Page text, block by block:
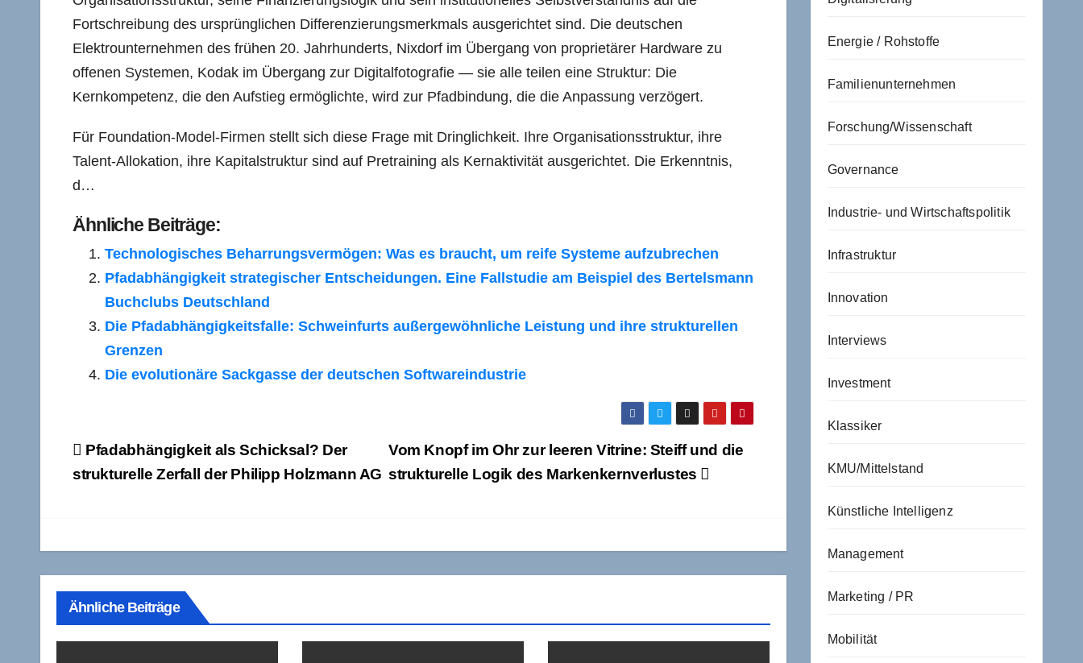
Fortschreibung des ursprünglichen Differenzierungsmerkmals ausgerichtet sind. Die deutschen
Elektrounternehmen des frühen 20. Jahrhunderts, Nixdorf im Übergang von proprietärer Hardware zu
offenen Systemen, Kodak im Übergang zur Digitalfotografie — sie alle teilen eine Struktur: Die
Kernkompetenz, die den Aufstieg ermöglichte, wird zur Pfadbindung, die die Anpassung verzögert.
Für Foundation-Model-Firmen stellt sich diese Frage mit Dringlichkeit. Ihre Organisationsstruktur, ihre
Talent-Allokation, ihre Kapitalstruktur sind auf Pretraining als Kernaktivität ausgerichtet. Die Erkenntnis,
d…
Ähnliche Beiträge:
Technologisches Beharrungsvermögen: Was es braucht, um reife Systeme aufzubrechen
Pfadabhängigkeit strategischer Entscheidungen. Eine Fallstudie am Beispiel des Bertelsmann
Buchclubs Deutschland
Die Pfadabhängigkeitsfalle: Schweinfurts außergewöhnliche Leistung und ihre strukturellen
Grenzen
Die evolutionäre Sackgasse der deutschen Softwareindustrie
Beitragsnavigation
Vom Knopf im Ohr zur leeren Vitrine: Steiff und die
strukturelle Logik des Markenkernverlustes
Pfadabhängigkeit als Schicksal? Der
strukturelle Zerfall der Philipp Holzmann AG
Ähnliche Beiträge
Energie / Rohstoffe
Familienunternehmen
Forschung/Wissenschaft
Governance
Industrie- und Wirtschaftspolitik
Infrastruktur
Innovation
Interviews
Investment
Klassiker
KMU/Mittelstand
Künstliche Intelligenz
Management
Marketing / PR
Mobilität